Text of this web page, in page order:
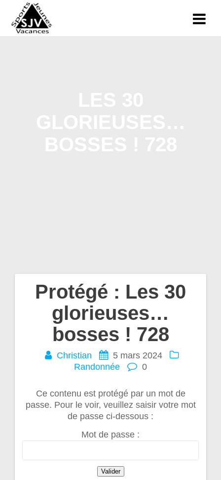
Protégé : Les 30
glorieuses…
bosses ! 728
Christian
5 mars 2024
Randonnée
0
Ce contenu est protégé par un mot de
passe. Pour le voir, veuillez saisir votre mot
de passe ci-dessous :
Mot de passe :
Navigation
l’article